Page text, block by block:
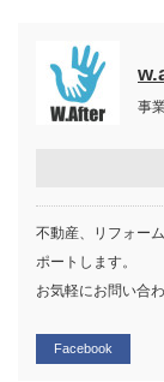
事
不動産、リフォー
ポートします。
お気軽にお問い合
Facebook